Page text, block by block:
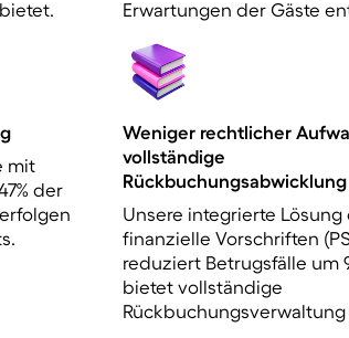
Erwartungen der Gäste
mit
der
Weniger rechtlicher
vollständige
Rückbuchungsabwicklung
Unsere integrierte
finanzielle Vorschriften
reduziert Betrugsfälle um
bietet vollständige